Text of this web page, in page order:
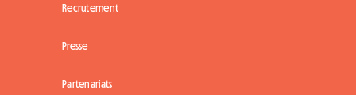
Recrutement
Presse
Partenariats